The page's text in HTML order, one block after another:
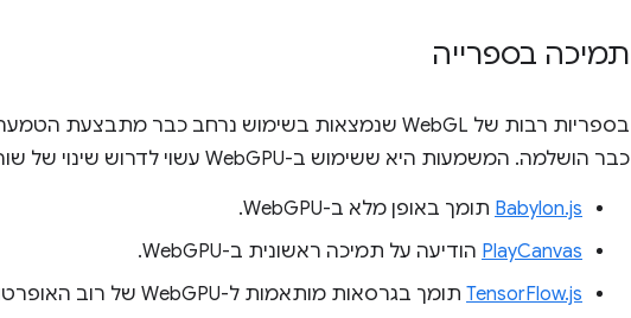
תמיכה בספרייה
כבר הושלמה. המשמעות היא ששימוש ב-WebGPU עשוי לדרוש שינוי של שורה אחת בלבד.
Babylon.js תומך באופן מלא ב-WebGPU.
PlayCanvas הודיעה על תמיכה ראשונית ב-WebGPU.
TensorFlow.js תומך בגרסאות מותאמות ל-WebGPU של רוב האופרטורים.